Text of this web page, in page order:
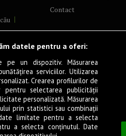
Reșița
Contact
datele pentru a oferi:
pe un dispozitiv. Măsurarea
serviciilor. Utilizarea
Crearea profilurilor de
pentru selectarea publicității
personalizată. Măsurarea
prin statistici sau combinații
limitate pentru a selecta
a selecta conținutul. Date